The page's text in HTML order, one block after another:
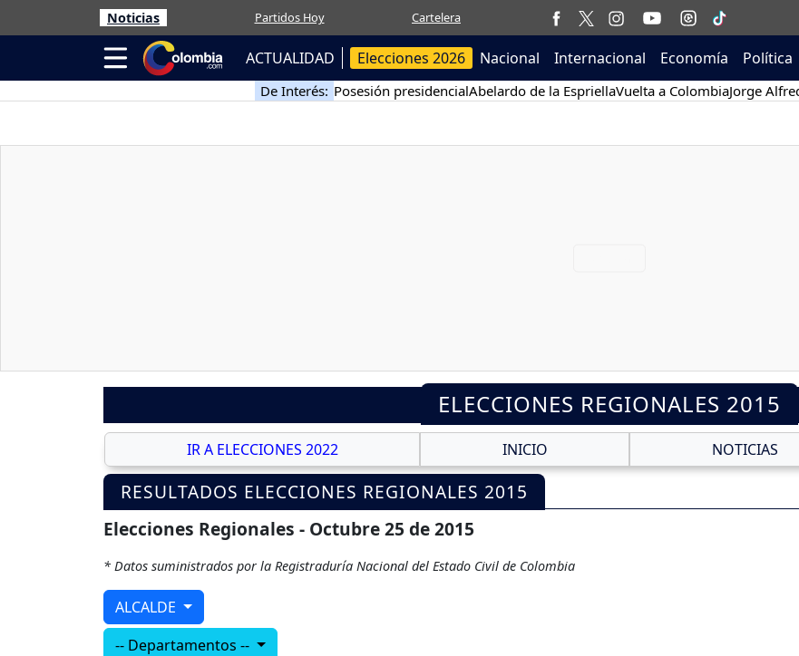
Noticias Partidos Hoy Cartelera
ACTUALIDAD Elecciones 2026 Nacional Internacional Economía Política
De Interés: Posesión presidencialAbelardo de la EspriellaVuelta a ColombiaJorge
ELECCIONES REGIONALES 2015
IR A ELECCIONES 2022 INICIO NOTICIAS
RESULTADOS ELECCIONES REGIONALES 2015
Elecciones Regionales - Octubre 25 de 2015
* Datos suministrados por la Registraduría Nacional del Estado Civil de Colombia
ALCALDE
-- Departamentos --